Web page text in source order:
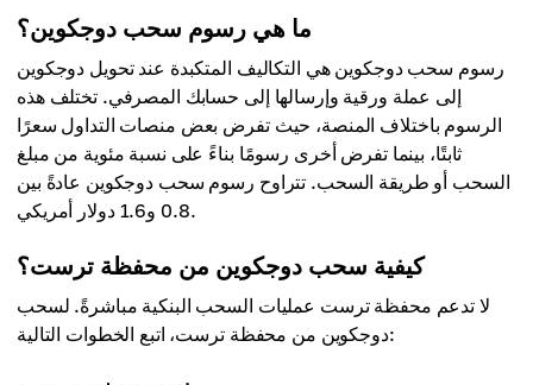
ما هي رسوم سحب دوجكوين؟
رسوم سحب دوجكوين هي التكاليف المتكبدة عند تحويل دوجكوين
إلى عملة ورقية وإرسالها إلى حسابك المصرفي. تختلف هذه
الرسوم باختلاف المنصة، حيث تفرض بعض منصات التداول سعرًا
ثابتًا، بينما تفرض أخرى رسومًا بناءً على نسبة مئوية من مبلغ
السحب أو طريقة السحب. تتراوح رسوم سحب دوجكوين عادةً بين
0.8 و1.6 دولار أمريكي.
كيفية سحب دوجكوين من محفظة ترست؟
لا تدعم محفظة ترست عمليات السحب البنكية مباشرةً. لسحب
دوجكوين من محفظة ترست، اتبع الخطوات التالية: